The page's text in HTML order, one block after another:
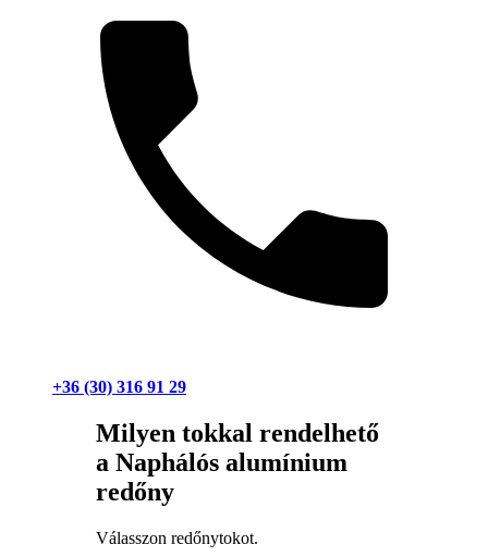
+36 (30) 316 91 29
Milyen tokkal rendelhető
a Naphálós alumínium
redőny
Válasszon redőnytokot.